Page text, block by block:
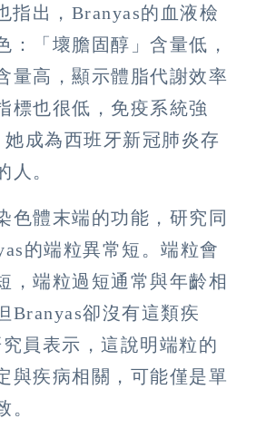
指出，Branyas的血液檢
：「壞膽固醇」含量低，
量高，顯示體脂代謝效率
標也很低，免疫系統強
成為西班牙新冠肺炎存
人。
色體末端的功能，研究同
的端粒異常短。端粒會
，端粒過短通常與年齡相
Branyas卻沒有這類疾
員表示，這說明端粒的
與疾病相關，可能僅是單
。